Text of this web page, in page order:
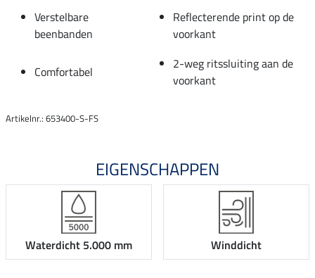
Verstelbare
beenbanden
Reflecterende print op de
voorkant
Comfortabel
2-weg ritssluiting aan de
voorkant
Artikelnr.: 653400-S-FS
EIGENSCHAPPEN
Waterdicht 5.000 mm Winddicht